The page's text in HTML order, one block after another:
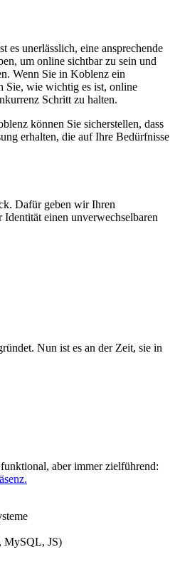
es unerlässlich, eine ansprechende
um online sichtbar zu sein und
Wenn Sie in Koblenz ein
Sie, wie wichtig es ist, online
Schritt zu halten.
können Sie sicherstellen, dass
erhalten, die auf Ihre Bedürfnisse
Dafür geben wir Ihren
einen unverwechselbaren
Nun ist es an der Zeit, sie in
aber immer zielführend:
MySQL, JS)